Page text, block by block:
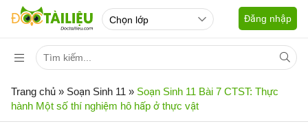
Đăng nhập
Trang chủ » Soạn Sinh 11 » Soạn Sinh 11 Bài 7 CTST: Thực
hành Một số thí nghiệm hô hấp ở thực vật